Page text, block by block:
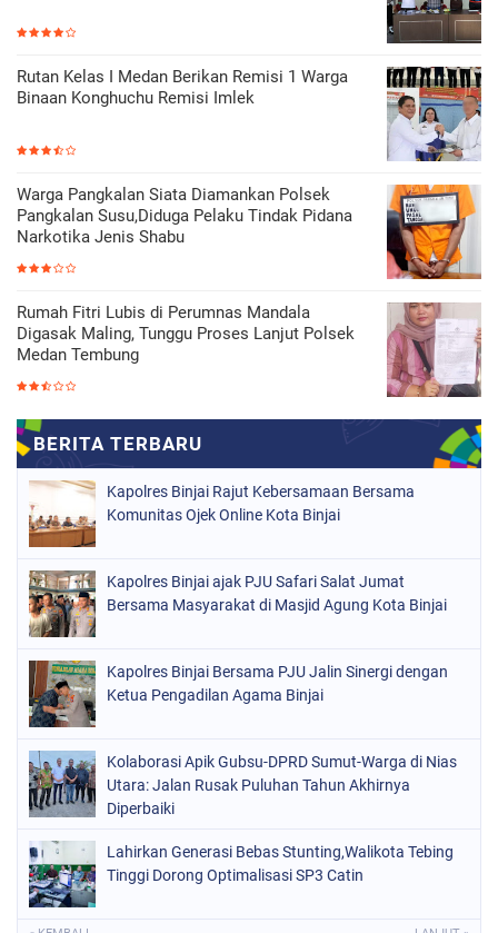
Rutan Kelas I Medan Berikan Remisi 1 Warga
Binaan Konghuchu Remisi Imlek
Warga Pangkalan Siata Diamankan Polsek
Pangkalan Susu,Diduga Pelaku Tindak Pidana
Narkotika Jenis Shabu
Rumah Fitri Lubis di Perumnas Mandala
Digasak Maling, Tunggu Proses Lanjut Polsek
Medan Tembung
Kapolres Binjai Rajut Kebersamaan Bersama
Komunitas Ojek Online Kota Binjai
Kapolres Binjai ajak PJU Safari Salat Jumat
Bersama Masyarakat di Masjid Agung Kota Binjai
Kapolres Binjai Bersama PJU Jalin Sinergi dengan
Ketua Pengadilan Agama Binjai
Kolaborasi Apik Gubsu-DPRD Sumut-Warga di Nias
Utara: Jalan Rusak Puluhan Tahun Akhirnya
Diperbaiki
Lahirkan Generasi Bebas Stunting,Walikota Tebing
Tinggi Dorong Optimalisasi SP3 Catin